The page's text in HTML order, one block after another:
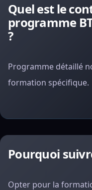
Quel est le
programme
?
Programme détaillé
formation spécifique.
Pourquoi
Opter pour la